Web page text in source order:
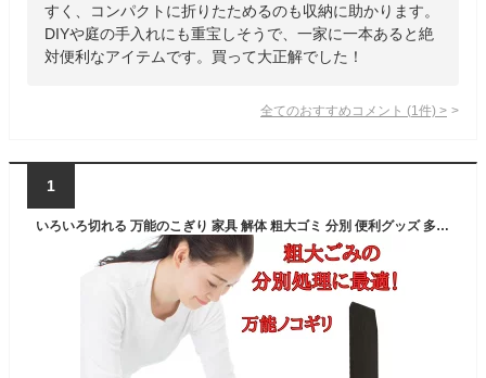
すく、コンパクトに折りたためるのも収納に助かります。
DIYや庭の手入れにも重宝しそうで、一家に一本あると絶
対便利なアイテムです。買って大正解でした！
全てのおすすめコメント (1 件) >
1
いろいろ切れる 万能のこぎり 家具 解体 粗大ゴミ 分別 便利グッズ 多目的 女性 小型 家庭用 DIY 工具 プラスチック 金属 ステンレス 鉄 木材 カーペット 粗大ごみ 切る 【ギフト対応】 【ソーシャルギフト対応】 プレゼント